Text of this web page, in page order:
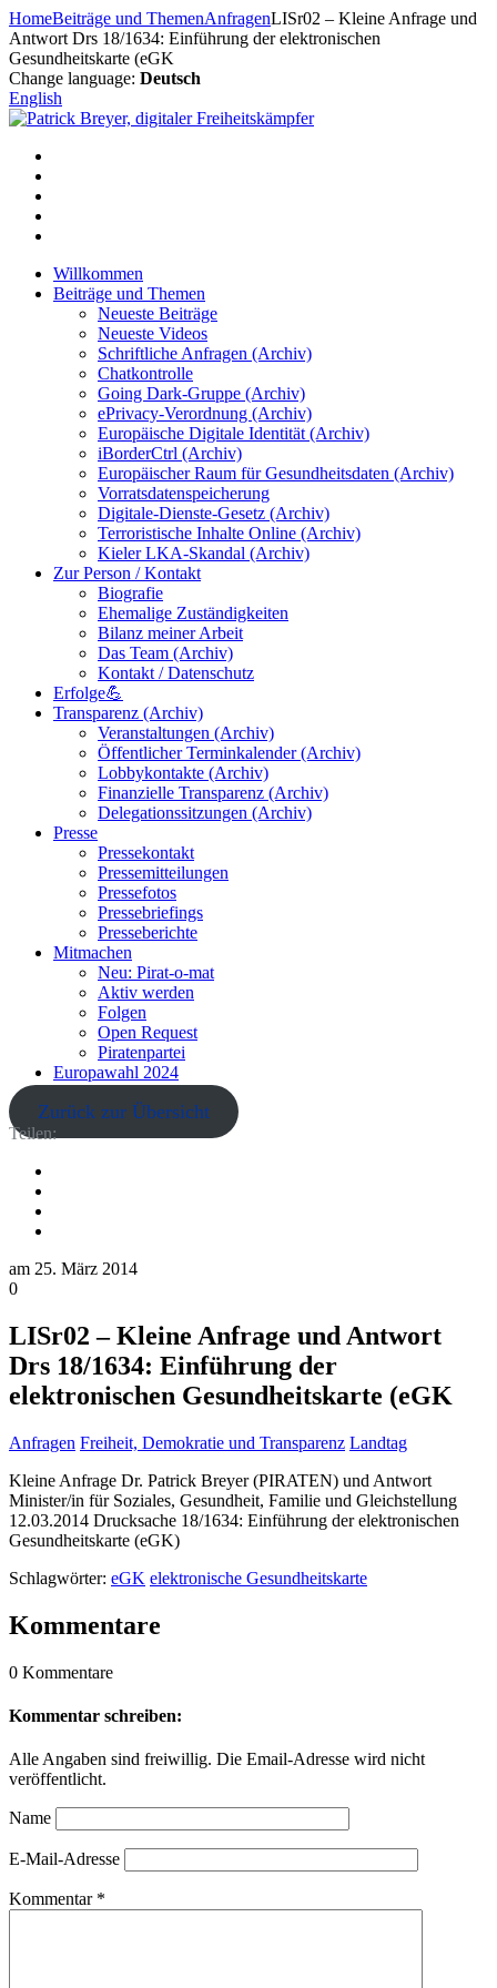
Zum
Inhalt
springen
HomeBeiträge und ThemenAnfragenLISr02 – Kleine Anfrage und
Antwort Drs 18/1634: Einführung der elektronischen
Gesundheitskarte (eGK
Change language: Deutsch
English
Willkommen
Beiträge und Themen
Neueste Beiträge
Neueste Videos
Schriftliche Anfragen (Archiv)
Chatkontrolle
Going Dark-Gruppe (Archiv)
ePrivacy-Verordnung (Archiv)
Europäische Digitale Identität (Archiv)
iBorderCtrl (Archiv)
Europäischer Raum für Gesundheitsdaten (Archiv)
Vorratsdatenspeicherung
Digitale-Dienste-Gesetz (Archiv)
Terroristische Inhalte Online (Archiv)
Kieler LKA-Skandal (Archiv)
Zur Person / Kontakt
Biografie
Ehemalige Zuständigkeiten
Bilanz meiner Arbeit
Das Team (Archiv)
Kontakt / Datenschutz
Erfolge💪
Transparenz (Archiv)
Veranstaltungen (Archiv)
Öffentlicher Terminkalender (Archiv)
Lobbykontakte (Archiv)
Finanzielle Transparenz (Archiv)
Delegationssitzungen (Archiv)
Presse
Pressekontakt
Pressemitteilungen
Pressefotos
Pressebriefings
Presseberichte
Mitmachen
Neu: Pirat-o-mat
Aktiv werden
Folgen
Open Request
Piratenpartei
Europawahl 2024
Zurück zur Übersicht
Teilen:
am 25. März 2014
0
LISr02 – Kleine Anfrage und Antwort
Drs 18/1634: Einführung der
elektronischen Gesundheitskarte (eGK
Anfragen Freiheit, Demokratie und Transparenz Landtag
Kleine Anfrage Dr. Patrick Breyer (PIRATEN) und Antwort
Minister/in für Soziales, Gesundheit, Familie und Gleichstellung
12.03.2014 Drucksache 18/1634: Einführung der elektronischen
Gesundheitskarte (eGK)
Schlagwörter: eGK elektronische Gesundheitskarte
Kommentare
0 Kommentare
Kommentar schreiben:
Alle Angaben sind freiwillig. Die Email-Adresse wird nicht
veröffentlicht.
Name
E-Mail-Adresse
Kommentar *